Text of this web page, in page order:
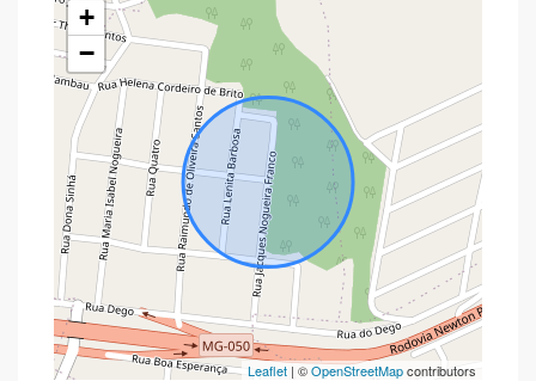
+
−
Leaflet| ©OpenStreetMapcontributors